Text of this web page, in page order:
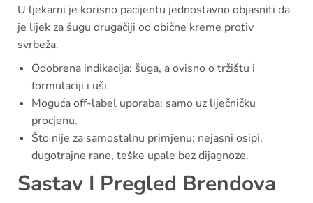
U ljekarni je korisno pacijentu jednostavno objasniti da
je lijek za šugu drugačiji od obične kreme protiv
svrbeža.
Odobrena indikacija: šuga, a ovisno o tržištu i
formulaciji i uši.
Moguća off-label uporaba: samo uz liječničku
procjenu.
Što nije za samostalnu primjenu: nejasni osipi,
dugotrajne rane, teške upale bez dijagnoze.
Sastav I Pregled Brendova